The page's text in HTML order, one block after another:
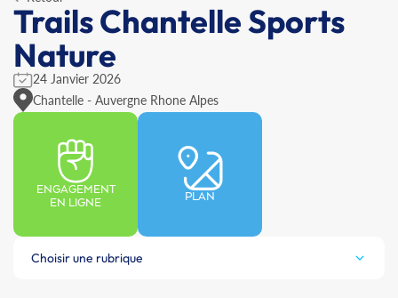
Trails Chantelle Sports
Nature
24 Janvier 2026
Chantelle - Auvergne Rhone Alpes
ENGAGEMENT
EN LIGNE
PLAN
Choisir une rubrique